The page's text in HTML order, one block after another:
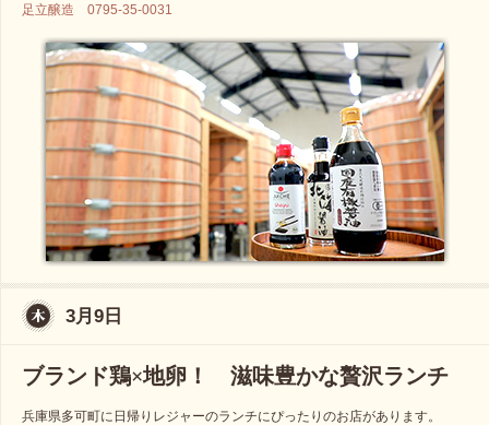
足立醸造 0795-35-0031
3月9日
ブランド鶏×地卵！ 滋味豊かな贅沢ランチ
兵庫県多可町に日帰りレジャーのランチにぴったりのお店があります。